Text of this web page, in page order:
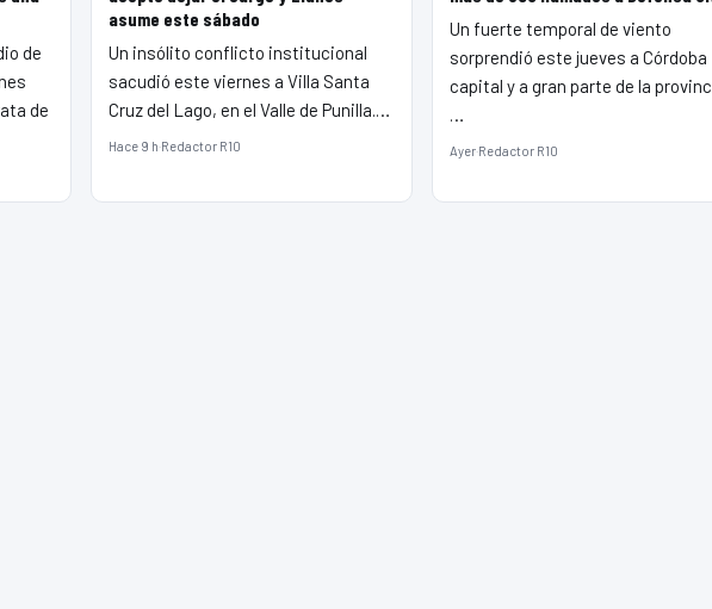
de
de
asume este sábado
Un insólito conflicto institucional
sacudió este viernes a Villa Santa
Cruz del Lago, en el Valle de Punilla.…
Hace 9 h·Redactor R10
Un fuerte temporal de viento
sorprendió este jueves a Córdoba
capital y a gran parte de la
…
Ayer·Redactor R10